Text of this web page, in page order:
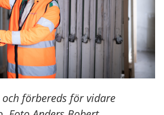
förbereds för vidare